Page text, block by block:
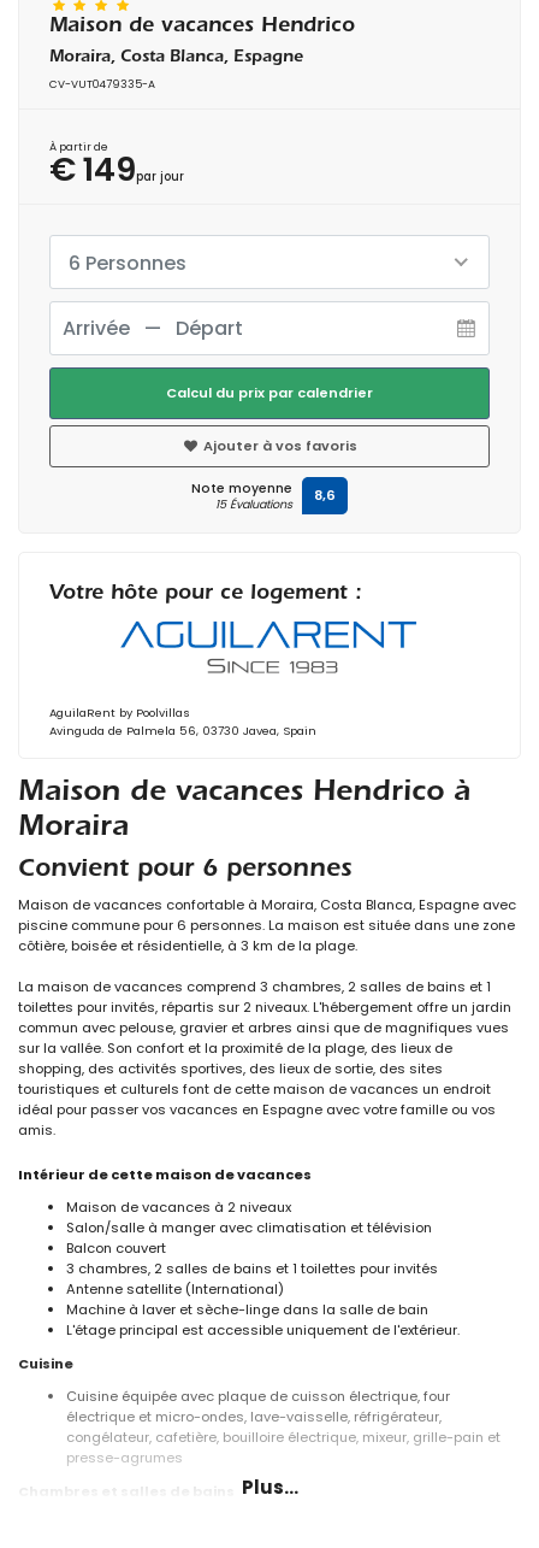
Maison de vacances Hendrico à
Moraira
Convient pour 6 personnes
Maison de vacances confortable à Moraira, Costa Blanca, Espagne avec
piscine commune pour 6 personnes. La maison est située dans une zone
côtière, boisée et résidentielle, à 3 km de la plage.
La maison de vacances comprend 3 chambres, 2 salles de bains et 1
toilettes pour invités, répartis sur 2 niveaux. L'hébergement offre un jardin
commun avec pelouse, gravier et arbres ainsi que de magnifiques vues
sur la vallée. Son confort et la proximité de la plage, des lieux de
shopping, des activités sportives, des lieux de sortie, des sites
touristiques et culturels font de cette maison de vacances un endroit
idéal pour passer vos vacances en Espagne avec votre famille ou vos
amis.
Intérieur de cette maison de vacances
Maison de vacances à 2 niveaux
Salon/salle à manger avec climatisation et télévision
Balcon couvert
3 chambres, 2 salles de bains et 1 toilettes pour invités
Antenne satellite (International)
Machine à laver et sèche-linge dans la salle de bain
L'étage principal est accessible uniquement de l'extérieur.
Cuisine
Cuisine équipée avec plaque de cuisson électrique, four
électrique et micro-ondes, lave-vaisselle, réfrigérateur,
congélateur, cafetière, bouilloire électrique, mixeur, grille-pain et
presse-agrumes
Plus...
Maison de vacances Hendrico
Moraira, Costa Blanca, Espagne
CV-VUT0479335-A
À partir de
€ 149par jour
6 Personnes
Calcul du prix par calendrier
Ajouter à vos favoris
Note moyenne
15 Évaluations 8,6
Votre hôte pour ce logement :
AguilaRent by Poolvillas
Avinguda de Palmela 56, 03730 Javea, Spain